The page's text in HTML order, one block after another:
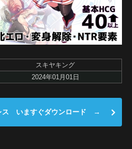
スキヤキング
2024年01月01日
ス いますぐダウンロード →